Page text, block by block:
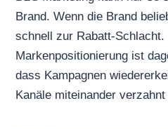
Brand. Wenn die Brand
schnell zur Rabatt-
Markenpositionierung ist
dass Kampagnen
Kanäle miteinander